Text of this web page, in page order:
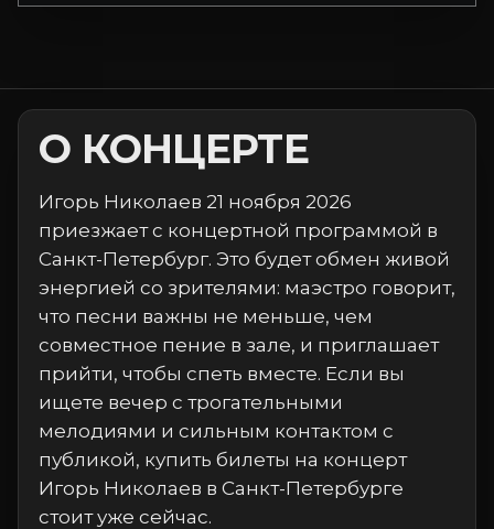
О КОНЦЕРТЕ
Игорь Николаев 21 ноября 2026
приезжает с концертной программой в
Санкт-Петербург. Это будет обмен живой
энергией со зрителями: маэстро говорит,
что песни важны не меньше, чем
совместное пение в зале, и приглашает
прийти, чтобы спеть вместе. Если вы
ищете вечер с трогательными
мелодиями и сильным контактом с
публикой, купить билеты на концерт
Игорь Николаев в Санкт-Петербурге
стоит уже сейчас.